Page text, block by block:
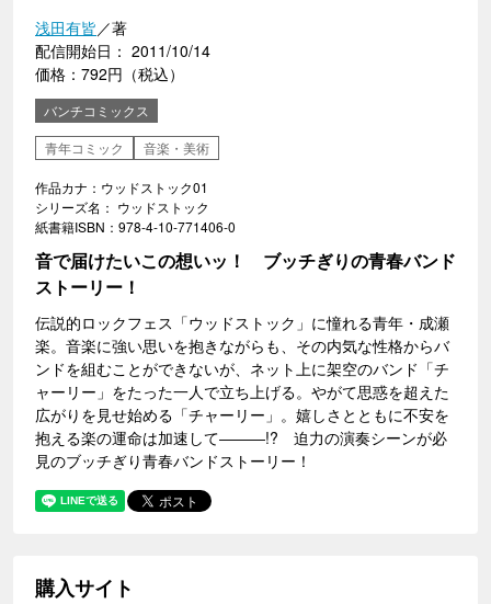
浅田有皆／著
配信開始日： 2011/10/14
価格：792円（税込）
バンチコミックス
青年コミック
音楽・美術
作品カナ：ウッドストック01
シリーズ名： ウッドストック
紙書籍ISBN：978-4-10-771406-0
音で届けたいこの想いッ！ ブッチぎりの青春バンド
ストーリー！
伝説的ロックフェス「ウッドストック」に憧れる青年・成瀬
楽。音楽に強い思いを抱きながらも、その内気な性格からバ
ンドを組むことができないが、ネット上に架空のバンド「チ
ャーリー」をたった一人で立ち上げる。やがて思惑を超えた
広がりを見せ始める「チャーリー」。嬉しさとともに不安を
抱える楽の運命は加速して―――!? 迫力の演奏シーンが必
見のブッチぎり青春バンドストーリー！
購入サイト